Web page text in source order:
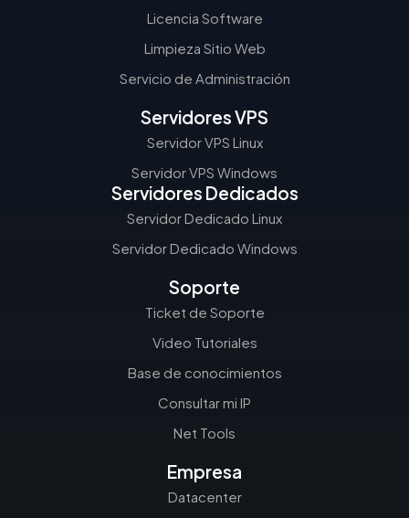
Licencia Software
Limpieza Sitio Web
Servicio de Administración
Servidores VPS
Servidor VPS Linux
Servidor VPS Windows
Servidores Dedicados
Servidor Dedicado Linux
Servidor Dedicado Windows
Soporte
Ticket de Soporte
Video Tutoriales
Base de conocimientos
Consultar mi IP
Net Tools
Empresa
Datacenter